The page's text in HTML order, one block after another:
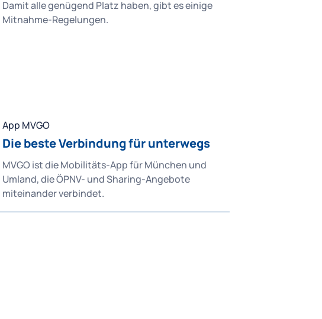
Damit alle genügend Platz haben, gibt es einige
Mitnahme-Regelungen.
App MVGO
Die beste Verbindung für unterwegs
MVGO ist die Mobilitäts-App für München und
Umland, die ÖPNV- und Sharing-Angebote
miteinander verbindet.